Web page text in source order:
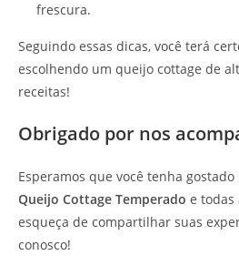
frescura.
Seguindo essas dicas, você terá
escolhendo um queijo cottage de
receitas!
Obrigado por nos
Esperamos que você tenha
Queijo Cottage Temperado e todas
esqueça de compartilhar suas
conosco!